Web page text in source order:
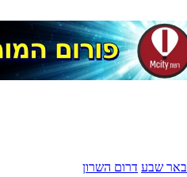
באר שבע דרום השרון